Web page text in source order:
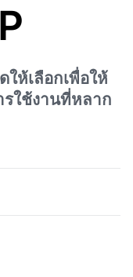
ห้เลือกเพื่อให้
รใช้งานที่หลาก